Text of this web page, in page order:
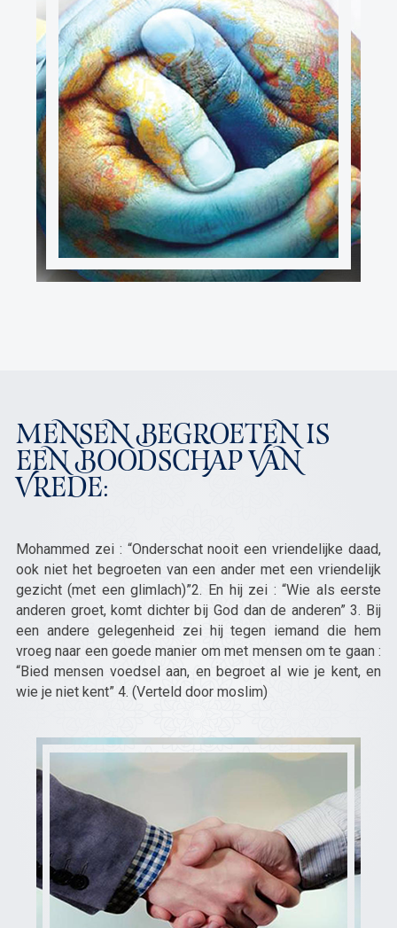
MENSEN BEGROETEN IS
EEN BOODSCHAP VAN
VREDE:
Mohammed zei : “Onderschat nooit een vriendelijke daad,
ook niet het begroeten van een ander met een vriendelijk
gezicht (met een glimlach)”2. En hij zei : “Wie als eerste
anderen groet, komt dichter bij God dan de anderen” 3. Bij
een andere gelegenheid zei hij tegen iemand die hem
vroeg naar een goede manier om met mensen om te gaan :
“Bied mensen voedsel aan, en begroet al wie je kent, en
wie je niet kent” 4. (Verteld door moslim)